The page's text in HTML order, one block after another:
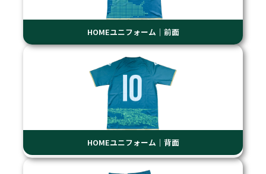
HOMEユニフォーム｜前面
HOMEユニフォーム｜背面